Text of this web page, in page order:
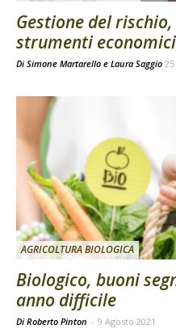
Gestione del
strumenti economici
Di Simone Martarello e Laura Saggio
AGRICOLTURA BIOLOGICA
Biologico, buoni
anno difficile
Di Roberto Pinton - 9 Agosto 2021